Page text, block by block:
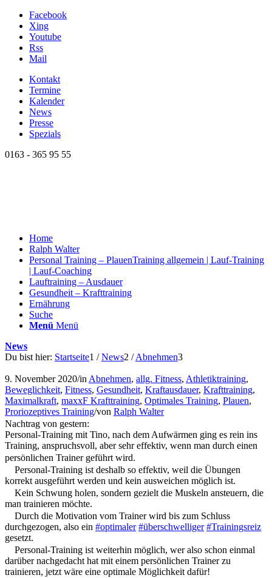
Facebook
Xing
Youtube
Rss
Mail
Kontakt
Termine
Kalender
News
Presse
Spezials
0163 - 365 95 55
Home
Ralph Walter
Personal Training – PlauenTraining allgemein | Lauf-Training
| Lauf-Coaching
Lauftraining – Ausdauer
Gesundheit – Krafttraining
Ernährung
Suche
Menü Menü
News
Du bist hier: Startseite1 / News2 / Abnehmen3
9. November 2020/in Abnehmen, allg. Fitness, Athletiktraining,
Beweglichkeit, Fitness, Gesundheit, Kraftausdauer, Krafttraining,
Maximalkraft, maxxF Krafttraining, Optimales Training, Plauen,
Proriozeptives Training/von Ralph Walter
Nachtrag von gestern:
Personal-Training mit Tino, nach dem Aufwärmen ging es rein ins
Training, anspruchsvoll, aber sehr effektiv, wenn man durch einen
persönlichen Trainer geführt wird.
Personal-Training ist deshalb so effektiv, weil die Übungen
korrekt ausgeführt werden und kein ausweichen möglich ist.
Kein Schwung holen, sondern gezielt die Muskeln ansteuern, die
man trainieren möchte.
Durch die Motivation vom Trainer wird bis zum Schluss
durchgezogen, also ein #optimaler #überschwelliger #Trainingsreiz
gesetzt.
Personal-Training ist weiterhin möglich, wer also schon einmal
darüber nachgedacht hat mit einem persönlichen Trainer zu
trainieren, jetzt wäre eine optimale Möglichkeit dafür!